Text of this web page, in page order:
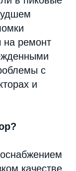
на ремонт
с
и
качестве